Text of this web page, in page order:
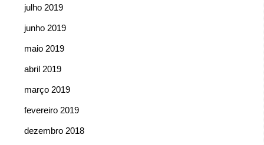
julho 2019
junho 2019
maio 2019
abril 2019
março 2019
fevereiro 2019
dezembro 2018